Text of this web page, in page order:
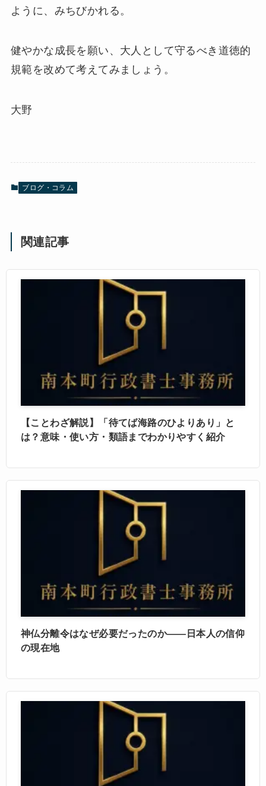
ように、みちびかれる。
健やかな成長を願い、大人として守るべき道徳的
規範を改めて考えてみましょう。
大野
ブログ・コラム
関連記事
【ことわざ解説】「待てば海路のひよりあり」と
は？意味・使い方・類語までわかりやすく紹介
神仏分離令はなぜ必要だったのか――日本人の信仰
の現在地